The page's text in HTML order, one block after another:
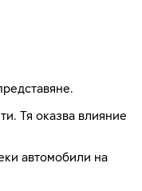
Тя оказва влияние
автомобили на